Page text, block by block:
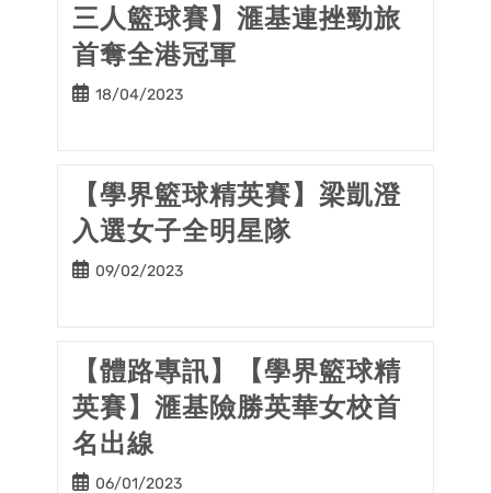
三人籃球賽】滙基連挫勁旅
首奪全港冠軍
Post18/04/2023
【學界籃球精英賽】梁凱澄
入選女子全明星隊
Post09/02/2023
【體路專訊】【學界籃球精
英賽】滙基險勝英華女校首
名出線
Post06/01/2023